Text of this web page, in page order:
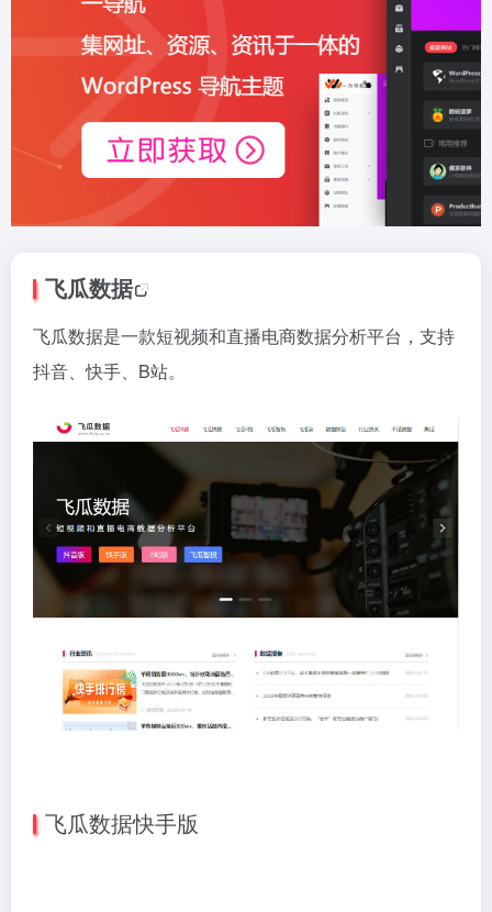
飞瓜数据
飞瓜数据是一款短视频和直播电商数据分析平台，支持
抖音、快手、B站。
飞瓜数据快手版